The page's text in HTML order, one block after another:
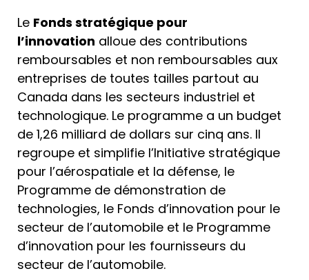
Le Fonds stratégique pour
l’innovation alloue des contributions
remboursables et non remboursables aux
entreprises de toutes tailles partout au
Canada dans les secteurs industriel et
technologique. Le programme a un budget
de 1,26 milliard de dollars sur cinq ans. Il
regroupe et simplifie l’Initiative stratégique
pour l’aérospatiale et la défense, le
Programme de démonstration de
technologies, le Fonds d’innovation pour le
secteur de l’automobile et le Programme
d’innovation pour les fournisseurs du
secteur de l’automobile.